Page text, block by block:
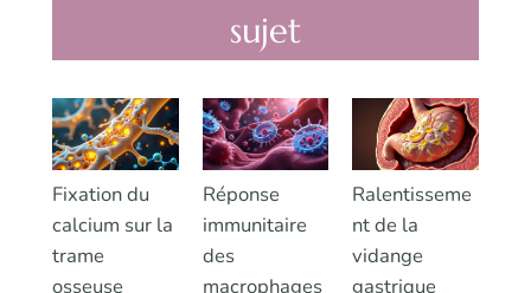
sujet
Fixation du
calcium sur la
trame
osseuse
Réponse
immunitaire
des
macrophages
Ralentisseme
nt de la
vidange
gastrique